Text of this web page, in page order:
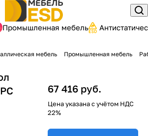
Промышленная мебель
мебель Промышленная мебель
67 416 руб.
Цена указана с учётом НДС
22%